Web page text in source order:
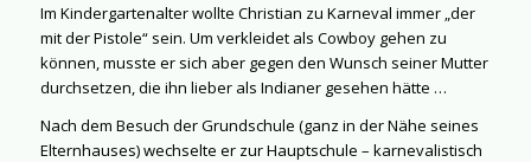
Im Kindergartenalter wollte Christian zu Karneval immer „der
mit der Pistole“ sein. Um verkleidet als Cowboy gehen zu
können, musste er sich aber gegen den Wunsch seiner Mutter
durchsetzen, die ihn lieber als Indianer gesehen hätte …
Nach dem Besuch der Grundschule (ganz in der Nähe seines
Elternhauses) wechselte er zur Hauptschule – karnevalistisch